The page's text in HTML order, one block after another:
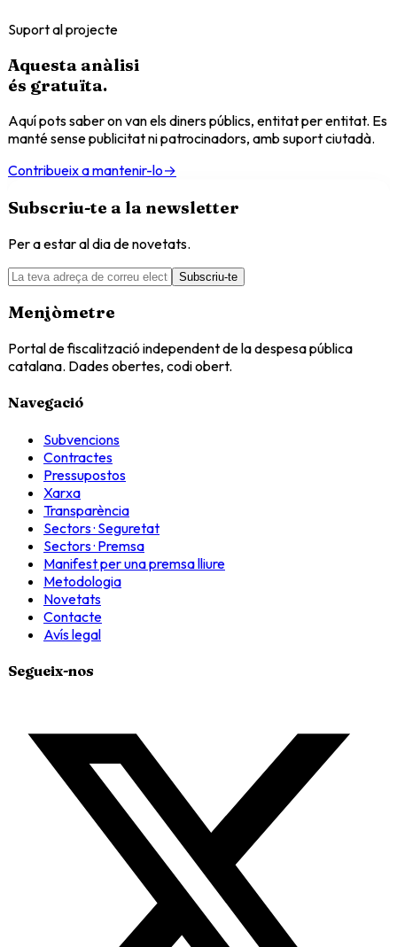
Suport al projecte
Aquesta anàlisi
és gratuïta.
Aquí pots saber on van els diners públics, entitat per entitat. Es
manté sense publicitat ni patrocinadors, amb suport ciutadà.
Contribueix a mantenir-lo→
Subscriu-te a la newsletter
Per a estar al dia de novetats.
Subscriu-te
Menjòmetre
Portal de fiscalització independent de la despesa pública
catalana. Dades obertes, codi obert.
Navegació
Subvencions
Contractes
Pressupostos
Xarxa
Transparència
Sectors · Seguretat
Sectors · Premsa
Manifest per una premsa lliure
Metodologia
Novetats
Contacte
Avís legal
Segueix-nos